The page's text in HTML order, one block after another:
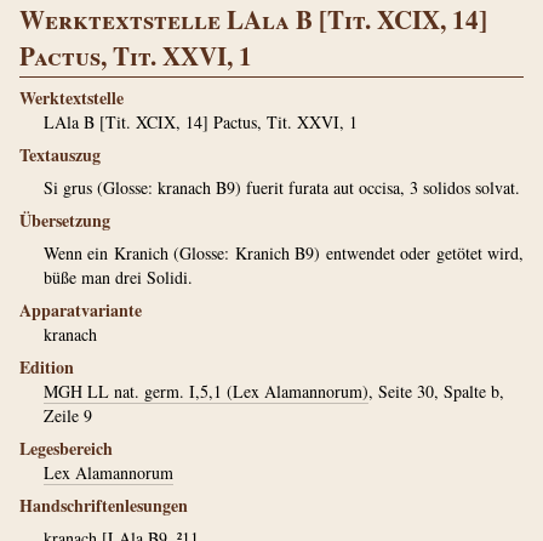
Werktextstelle LAla B [Tit. XCIX, 14]
Pactus, Tit. XXVI, 1
Werktextstelle
LAla B [Tit. XCIX, 14] Pactus, Tit. XXVI, 1
Textauszug
Si grus (Glosse: kranach B9) fuerit furata aut occisa, 3 solidos solvat.
Übersetzung
Wenn ein Kranich (Glosse: Kranich B9) entwendet oder getötet wird,
büße man drei Solidi.
Apparatvariante
kranach
Edition
MGH LL nat. germ. I,5,1 (Lex Alamannorum), Seite 30, Spalte b,
Zeile 9
Legesbereich
Lex Alamannorum
Handschriftenlesungen